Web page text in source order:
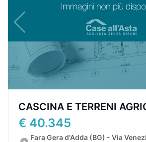
CASCINA E TERRENI
€ 40.345
Fara Gera d'Adda (BG) - Via